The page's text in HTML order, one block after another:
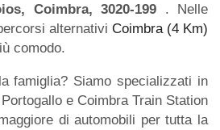
Coimbra, 3020-199 . Nelle
alternativi Coimbra (4 Km)
comodo.
famiglia? Siamo specializzati in
e Coimbra Train Station
di automobili per tutta la